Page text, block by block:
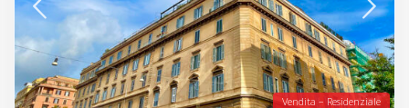
Vendita – Residenziale